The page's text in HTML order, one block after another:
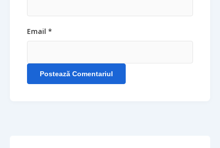
Email *
Postează Comentariul